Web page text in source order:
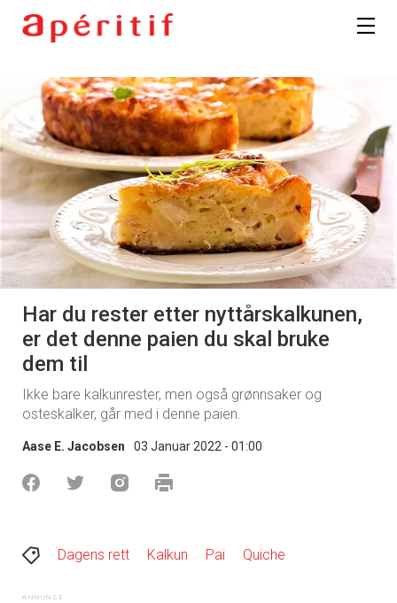
Har du rester etter nyttårskalkunen,
er det denne paien du skal bruke
dem til
Ikke bare kalkunrester, men også grønnsaker og
osteskalker, går med i denne paien.
Aase E. Jacobsen 03 Januar 2022 - 01:00
Dagens rett Kalkun Pai Quiche